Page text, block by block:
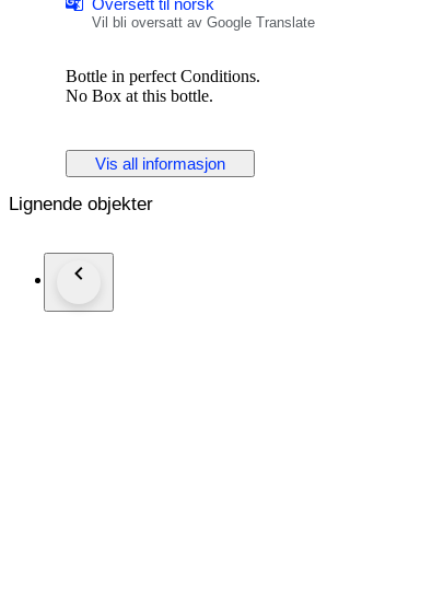
Vil bli oversatt av Google Translate
Bottle in perfect Conditions.
No Box at this bottle.
Vis all informasjon
Lignende objekter